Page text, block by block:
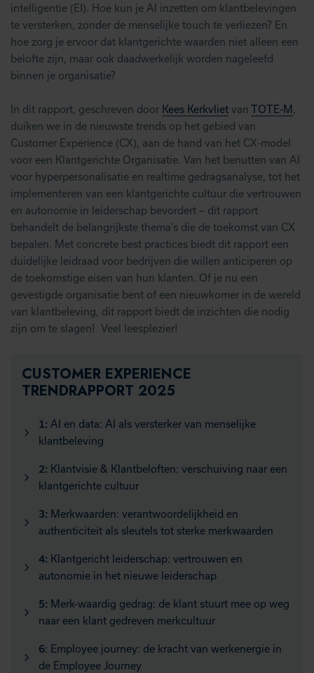
intelligentie (EI). Hoe kun je AI inzetten om klantbelevingen
te versterken, zonder de menselijke touch te verliezen? En
hoe zorg je ervoor dat klantgerichte waarden niet alleen een
belofte zijn, maar ook daadwerkelijk worden nageleefd
binnen je organisatie?
In dit rapport, geschreven door Kees Kerkvliet van TOTE-M ,
duiken we in de nieuwste trends op het gebied van
Customer Experience (CX), aan de hand van het CX-model
voor een Klantgerichte Organisatie. Van het benutten van AI
voor hyperpersonalisatie en realtime gedragsanalyse, tot het
implementeren van een klantgerichte cultuur die vertrouwen
en autonomie in leiderschap bevordert – dit rapport
behandelt de belangrijkste thema’s die de toekomst van CX
bepalen. Met concrete best practices biedt dit rapport een
duidelijke leidraad voor bedrijven die willen anticiperen op
de toekomstige eisen van hun klanten. Of je nu een
gevestigde organisatie bent of een nieuwkomer in de wereld
van klantbeleving, dit rapport biedt de inzichten die nodig
zijn om te slagen! Veel leesplezier!
CUSTOMER EXPERIENCE
TRENDRAPPORT 2025
1: AI en data: AI als versterker van menselijke
klantbeleving
2: Klantvisie & Klantbeloften: verschuiving naar een
klantgerichte cultuur
3: Merkwaarden: verantwoordelijkheid en
authenticiteit als sleutels tot sterke merkwaarden
4: Klantgericht leiderschap: vertrouwen en
autonomie in het nieuwe leiderschap
5: Merk-waardig gedrag: de klant stuurt mee op weg
naar een klant gedreven merkcultuur
6: Employee journey: de kracht van werkenergie in
de Employee Journey